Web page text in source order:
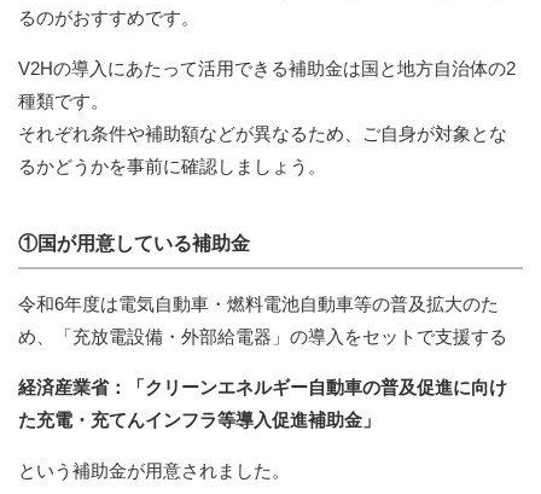
るのがおすすめです。
V2Hの導入にあたって活用できる補助金は国と地方自治体の2
種類です。
それぞれ条件や補助額などが異なるため、ご自身が対象とな
るかどうかを事前に確認しましょう。
①国が用意している補助金
令和6年度は電気自動車・燃料電池自動車等の普及拡大のた
め、「充放電設備・外部給電器」の導入をセットで支援する
経済産業省：「クリーンエネルギー自動車の普及促進に向け
た充電・充てんインフラ等導入促進補助金」
という補助金が用意されました。